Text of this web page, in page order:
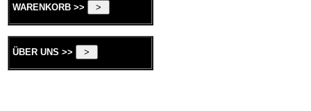
WARENKORB >>
ÜBER UNS >>